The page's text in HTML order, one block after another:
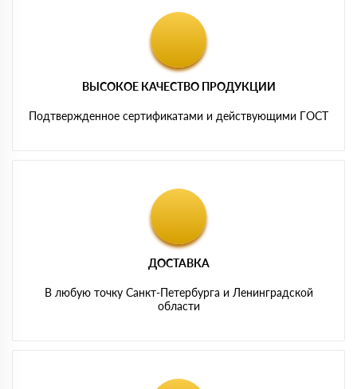
ВЫСОКОЕ КАЧЕСТВО ПРОДУКЦИИ
Подтвержденное сертификатами и действующими ГОСТ
ДОСТАВКА
В любую точку Санкт-Петербурга и Ленинградской
области